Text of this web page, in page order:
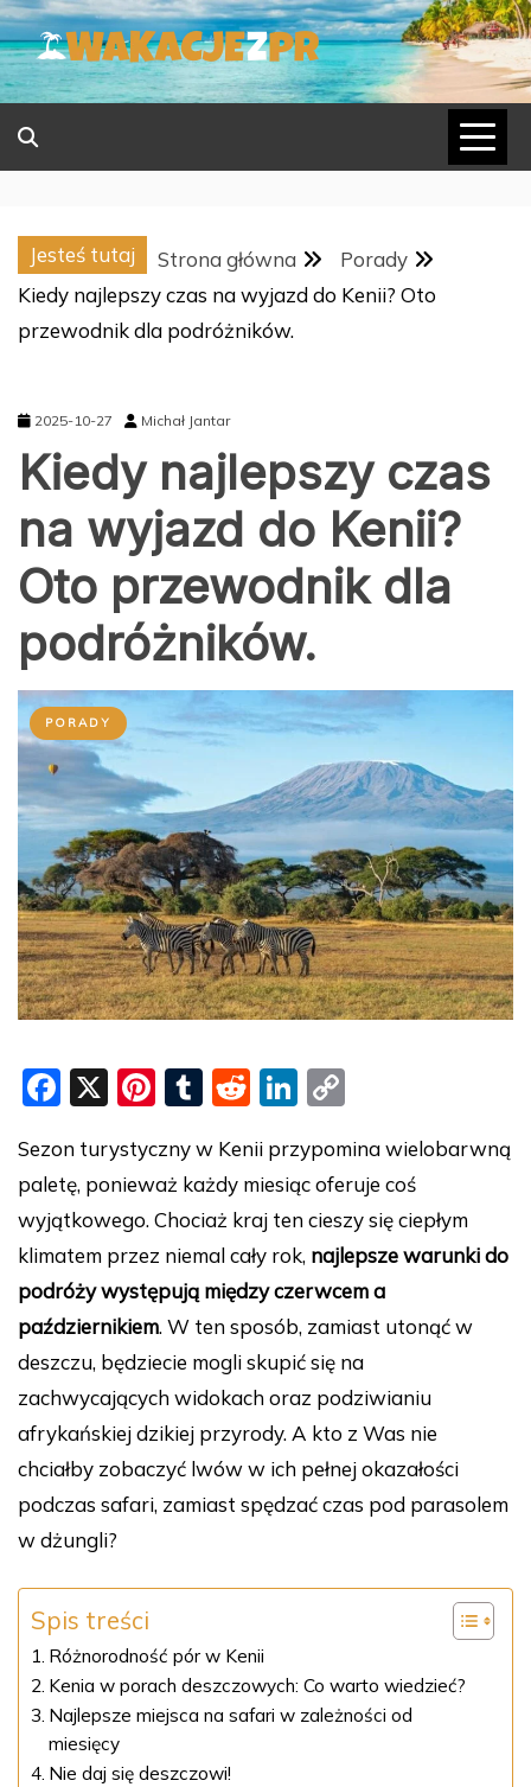
Skip
to
content
Jesteś tutaj Strona główna
Porady
Kiedy najlepszy czas na wyjazd do Kenii? Oto
przewodnik dla podróżników.
2025-10-27 Michał Jantar
Kiedy najlepszy czas
na wyjazd do Kenii?
Oto przewodnik dla
podróżników.
PORADY
F
c
e
b
o
o
k
X
Pi
er
e
st
T
m
bl
r
R
d
di
t
Li
k
e
dI
n
p
y
Li
n
k
Sezon turystyczny w Kenii przypomina wielobarwną
paletę, ponieważ każdy miesiąc oferuje coś
wyjątkowego. Chociaż kraj ten cieszy się ciepłym
klimatem przez niemal cały rok, najlepsze warunki do
podróży występują między czerwcem a
październikiem. W ten sposób, zamiast utonąć w
deszczu, będziecie mogli skupić się na
zachwycających widokach oraz podziwianiu
afrykańskiej dzikiej przyrody. A kto z Was nie
chciałby zobaczyć lwów w ich pełnej okazałości
podczas safari, zamiast spędzać czas pod parasolem
w dżungli?
Spis treści
Różnorodność pór w Kenii
Kenia w porach deszczowych: Co warto wiedzieć?
Najlepsze miejsca na safari w zależności od
miesięcy
Nie daj się deszczowi!